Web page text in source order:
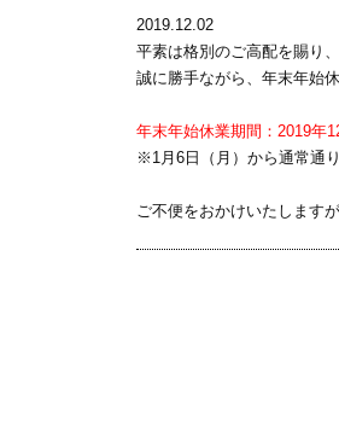
2019.12.02
平素は格別のご高配を賜り
誠に勝手ながら、年末年始
年末年始休業期間：2019年
※1月6日（月）から通常通
ご不便をおかけいたします